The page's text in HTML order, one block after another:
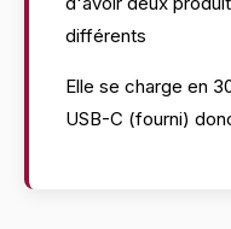
différents
Elle se charge en
USB-C (fourni)